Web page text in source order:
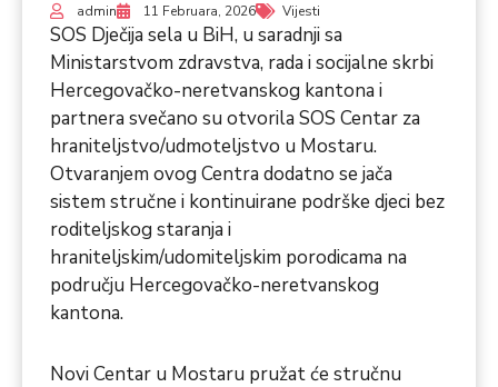
admin 11 Februara, 2026 Vijesti
SOS Dječija sela u BiH, u saradnji sa
Ministarstvom zdravstva, rada i socijalne skrbi
Hercegovačko-neretvanskog kantona i
partnera svečano su otvorila SOS Centar za
hraniteljstvo/udmoteljstvo u Mostaru.
Otvaranjem ovog Centra dodatno se jača
sistem stručne i kontinuirane podrške djeci bez
roditeljskog staranja i
hraniteljskim/udomiteljskim porodicama na
području Hercegovačko-neretvanskog
kantona.
Novi Centar u Mostaru pružat će stručnu